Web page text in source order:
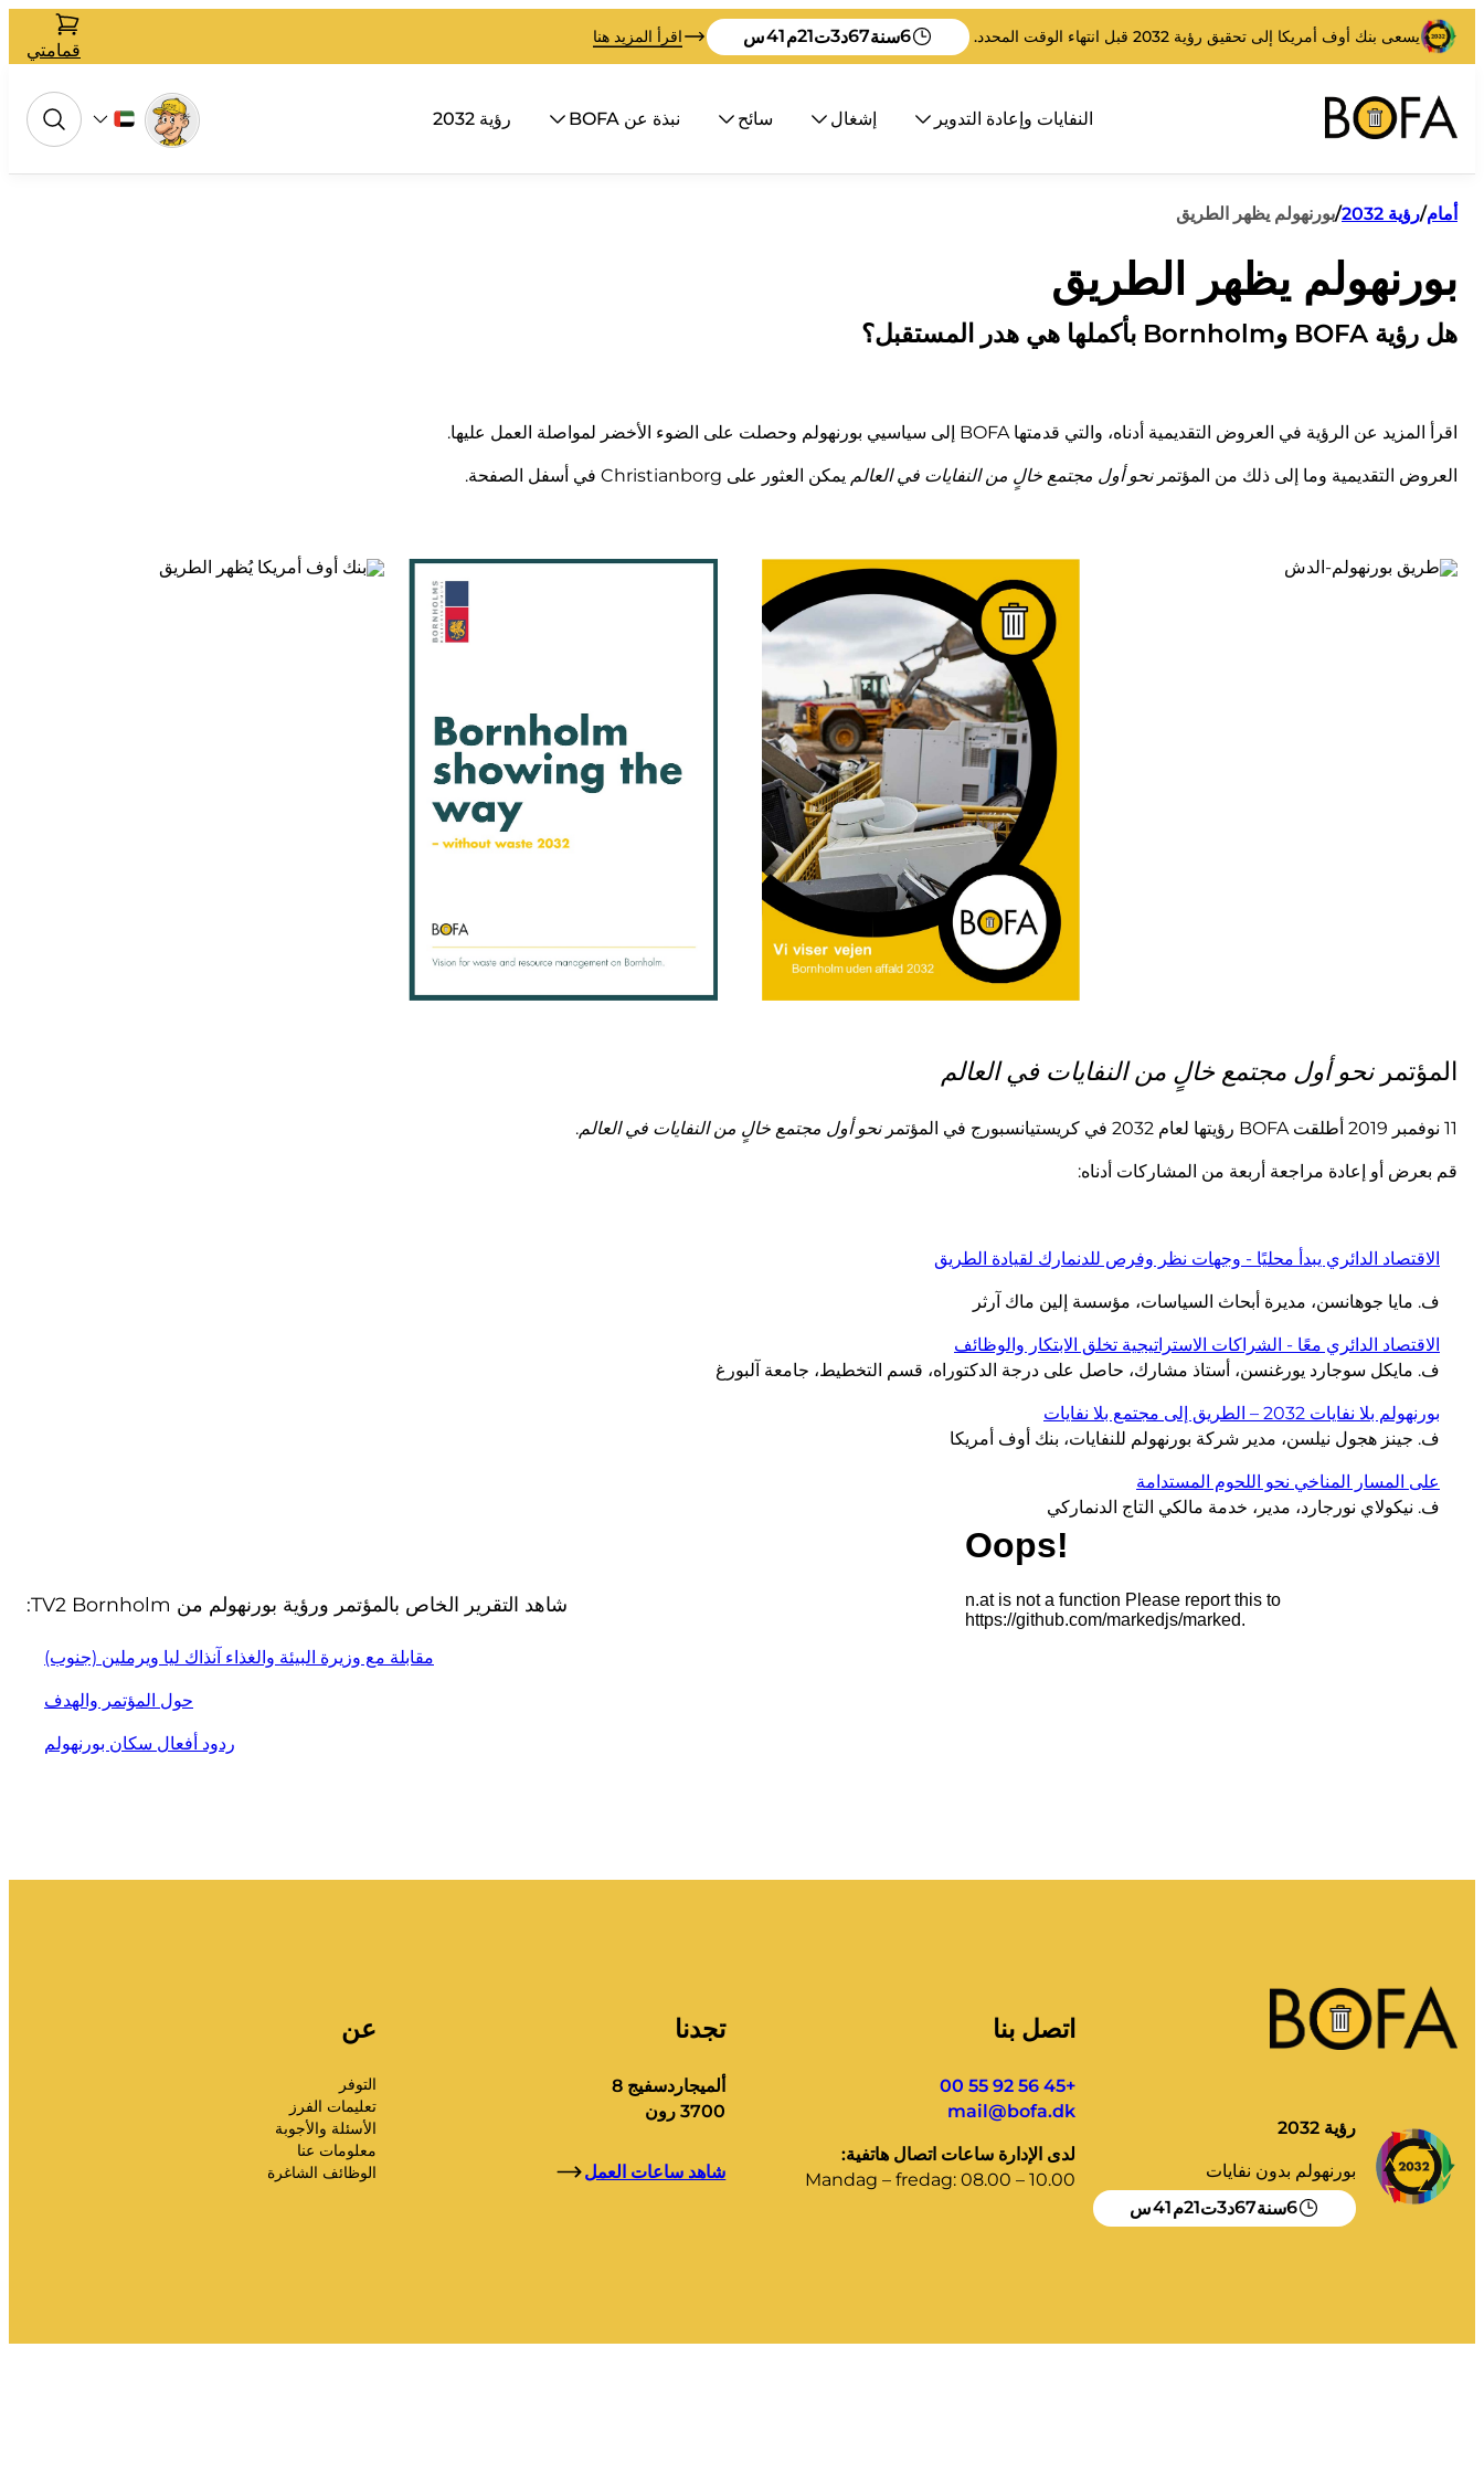
يسعى بنك أوف أمريكا إلى تحقيق رؤية 2032 قبل انتهاء الوقت المحدد. 6سنة67د3ت21م40س اقرأ المزيد هنا
قمامتي
النفايات وإعادة التدوير إشغال سائح نبذة عن BOFA رؤية 2032
أمام/رؤية 2032 /بورنهولم يظهر الطريق
بورنهولم يظهر الطريق
هل رؤية BOFA وBornholm بأكملها هي هدر المستقبل؟
اقرأ المزيد عن الرؤية في العروض التقديمية أدناه، والتي قدمتها BOFA إلى سياسيي بورنهولم وحصلت على الضوء الأخضر لمواصلة العمل عليها.
العروض التقديمية وما إلى ذلك من المؤتمرنحو أول مجتمع خالٍ من النفايات في العالم يمكن العثور على Christianborg في أسفل الصفحة.
المؤتمر نحو أول مجتمع خالٍ من النفايات في العالم
11 نوفمبر 2019 أطلقت BOFA رؤيتها لعام 2032 في كريستيانسبورج في المؤتمر نحو أول مجتمع خالٍ من النفايات في العالم.
قم بعرض أو إعادة مراجعة أربعة من المشاركات أدناه:
الاقتصاد الدائري يبدأ محليًا - وجهات نظر وفرص للدنمارك لقيادة الطريق
ف. مايا جوهانسن، مديرة أبحاث السياسات، مؤسسة إلين ماك آرثر
الاقتصاد الدائري معًا - الشراكات الاستراتيجية تخلق الابتكار والوظائف
ف. مايكل سوجارد يورغنسن، أستاذ مشارك، حاصل على درجة الدكتوراه، قسم التخطيط، جامعة آلبورغ
بورنهولم بلا نفايات 2032 – الطريق إلى مجتمع بلا نفايات
ف. جينز هجول نيلسن، مدير شركة بورنهولم للنفايات، بنك أوف أمريكا
على المسار المناخي نحو اللحوم المستدامة
ف. نيكولاي نورجارد، مدير، خدمة مالكي التاج الدنماركي
شاهد التقرير الخاص بالمؤتمر ورؤية بورنهولم من TV2 Bornholm:
مقابلة مع وزيرة البيئة والغذاء آنذاك ليا ويرملين (جنوب)
حول المؤتمر والهدف
ردود أفعال سكان بورنهولم
رؤية 2032
بورنهولم بدون نفايات
6سنة67د3ت21م40س
اتصل بنا
+45 56 92 55 00
mail@bofa.dk
لدى الإدارة ساعات اتصال هاتفية:
Mandag – fredag: 08.00 – 10.00
تجدنا
ألميجاردسفيج 8
3700 رون
شاهد ساعات العمل
عن
التوفر
تعليمات الفرز
الأسئلة والأجوبة
معلومات عنا
الوظائف الشاغرة